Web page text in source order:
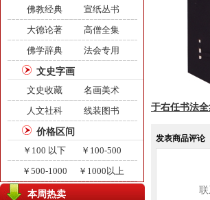
佛教经典
宣纸丛书
大德论著
高僧全集
佛学辞典
法会专用
文史字画
文史收藏
名画美术
人文社科
线装图书
价格区间
￥100 以下
￥100-500
￥500-1000
￥1000以上
本周热卖
于右任书法
发表商品评论
联